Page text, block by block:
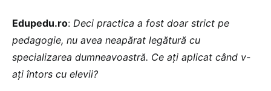
Edupedu.ro: Deci practica a fost doar strict pe
pedagogie, nu avea neapărat legătură cu
specializarea dumneavoastră. Ce ați aplicat când v-
ați întors cu elevii?